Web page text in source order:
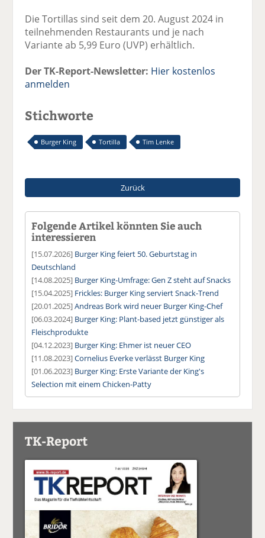
Die Tortillas sind seit dem 20. August 2024 in
teilnehmenden Restaurants und je nach
Variante ab 5,99 Euro (UVP) erhältlich.
Der TK-Report-Newsletter: Hier kostenlos
anmelden
Stichworte
Burger King Tortilla Tim Lenke
Zurück
Folgende Artikel könnten Sie auch
interessieren
[15.07.2026] Burger King feiert 50. Geburtstag in
Deutschland
[14.08.2025] Burger King-Umfrage: Gen Z steht auf Snacks
[15.04.2025] Frickles: Burger King serviert Snack-Trend
[20.01.2025]Andreas Bork wird neuer Burger King-Chef
[06.03.2024] Burger King: Plant-based jetzt günstiger als
Fleischprodukte
[04.12.2023] Burger King: Ehmer ist neuer CEO
[11.08.2023]Cornelius Everke verlässt Burger King
[01.06.2023] Burger King: Erste Variante der King's
Selection mit einem Chicken-Patty
TK-Report